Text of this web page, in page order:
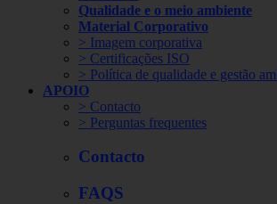
Qualidade e o meio ambiente
Material Corporativo
> Imagem corporativa
> Certificações ISO
> Política de qualidade e gestão
APOIO
> Contacto
> Perguntas frequentes
Contacto
FAQS